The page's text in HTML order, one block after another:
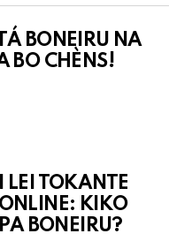
BONEIRU NA
BO CHÈNS!
LEI TOKANTE
KIKO
BONEIRU?